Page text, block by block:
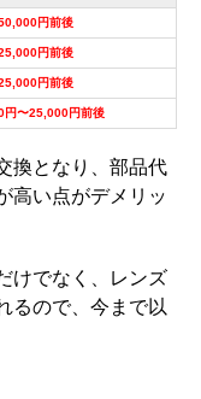
円前後
円前後
円前後
円〜25,000円前後
換となり、部品代
高い点がデメリッ
けでなく、レンズ
るので、今まで以